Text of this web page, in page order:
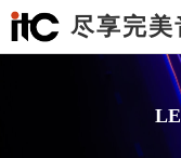
尽享完美